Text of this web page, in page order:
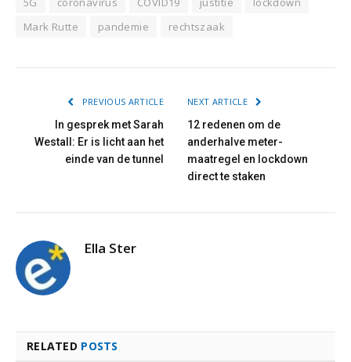
Mark Rutte
pandemie rechtszaak
PREVIOUS ARTICLE
In gesprek met Sarah
Westall: Er is licht aan het
einde van de tunnel
NEXT ARTICLE
12 redenen om de
anderhalve meter-
maatregel en lockdown
direct te staken
Ella Ster
RELATED POSTS